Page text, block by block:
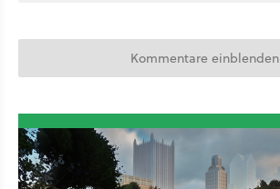
Kommentare einblenden